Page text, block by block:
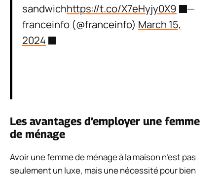
sandwichhttps://t.co/X7eHyjy0X9
—
franceinfo (@franceinfo) March 15,
2024
Les avantages d’employer une femme
de ménage
Avoir une femme de ménage à la maison n’est pas
seulement un luxe, mais une nécessité pour bien